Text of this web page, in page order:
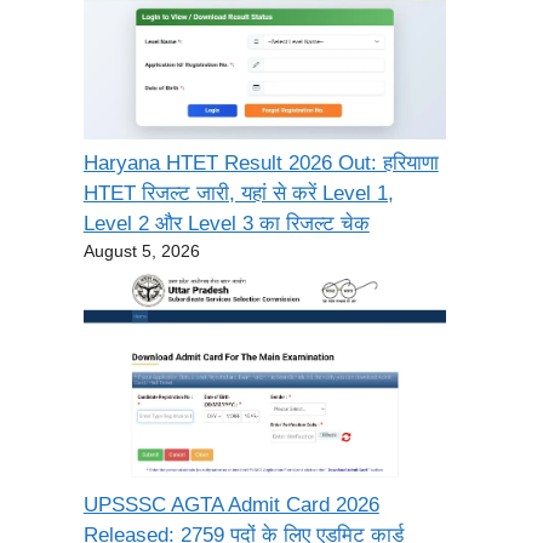
Haryana HTET Result 2026 Out: हरियाणा
HTET रिजल्ट जारी, यहां से करें Level 1,
Level 2 और Level 3 का रिजल्ट चेक
August 5, 2026
UPSSSC AGTA Admit Card 2026
Released: 2759 पदों के लिए एडमिट कार्ड